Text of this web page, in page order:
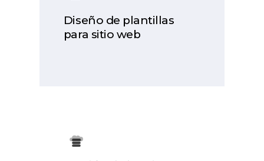
Diseño de plantillas
para sitio web